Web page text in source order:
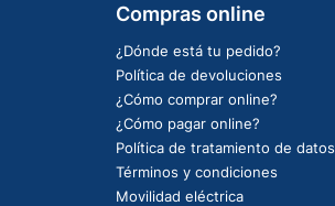
Compras online
¿Dónde está tu pedido?
Política de devoluciones
¿Cómo comprar online?
¿Cómo pagar online?
Política de tratamiento de datos
Términos y condiciones
Movilidad eléctrica